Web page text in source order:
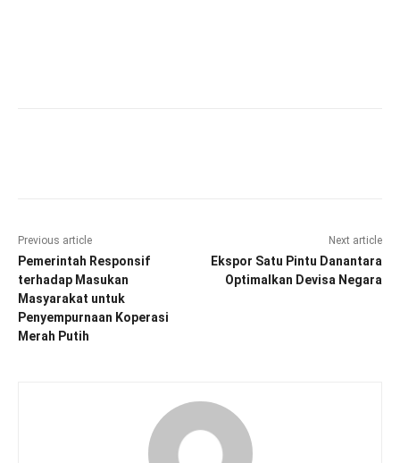
Previous article
Pemerintah Responsif
terhadap Masukan
Masyarakat untuk
Penyempurnaan Koperasi
Merah Putih
Next article
Ekspor Satu Pintu Danantara
Optimalkan Devisa Negara